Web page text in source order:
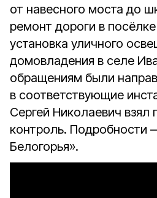
от навесного моста до
ремонт дороги в
установка уличного
домовладения в селе
обращениям были
в соответствующие
Сергей Николаевич взял
контроль.
Белогорья».